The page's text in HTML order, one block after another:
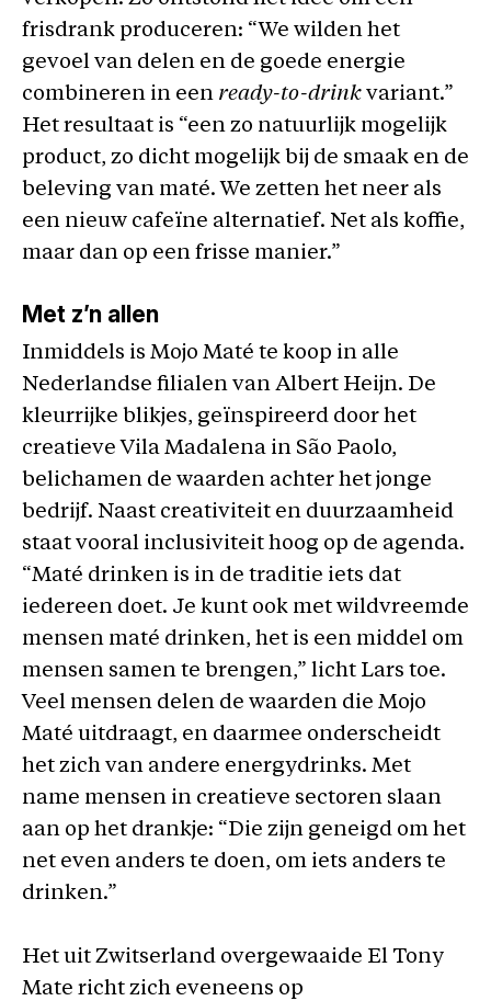
frisdrank produceren: “We wilden het
gevoel van delen en de goede energie
combineren in een ready-to-drink variant.”
Het resultaat is “een zo natuurlijk mogelijk
product, zo dicht mogelijk bij de smaak en de
beleving van maté. We zetten het neer als
een nieuw cafeïne alternatief. Net als koffie,
maar dan op een frisse manier.”
Met z’n allen
Inmiddels is Mojo Maté te koop in alle
Nederlandse filialen van Albert Heijn. De
kleurrijke blikjes, geïnspireerd door het
creatieve Vila Madalena in São Paolo,
belichamen de waarden achter het jonge
bedrijf. Naast creativiteit en duurzaamheid
staat vooral inclusiviteit hoog op de agenda.
“Maté drinken is in de traditie iets dat
iedereen doet. Je kunt ook met wildvreemde
mensen maté drinken, het is een middel om
mensen samen te brengen,” licht Lars toe.
Veel mensen delen de waarden die Mojo
Maté uitdraagt, en daarmee onderscheidt
het zich van andere energydrinks. Met
name mensen in creatieve sectoren slaan
aan op het drankje: “Die zijn geneigd om het
net even anders te doen, om iets anders te
drinken.”
Het uit Zwitserland overgewaaide El Tony
Mate richt zich eveneens op